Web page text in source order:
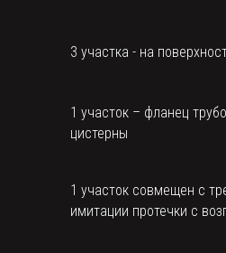
3 участка - на
1 участок – фланец
цистерны
1 участок совмещен с
имитации протечки с
СМОТРИТЕ ТАКЖЕ